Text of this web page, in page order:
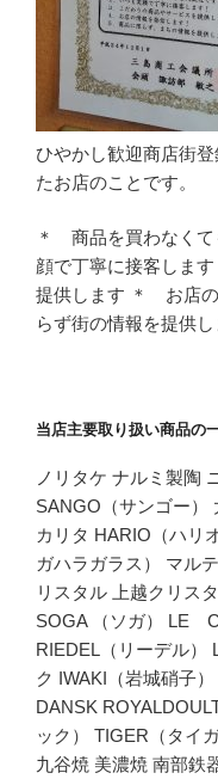
ひやかし歓迎商店街
たお店のことです。
＊ 商品を買わなく
顔で丁寧に接客しま
提供します ＊ お店
らず街の情報を提供し
当店主要取り扱い商品の
ノリタケ ナルミ製陶
SANGO（サンゴー）
カリタ HARIO（ハリ
ガハラガラス） マル
リスタル 上越クリス
SOGA （ソガ） LE
RIEDEL（リーデル）
ク IWAKI（岩城硝子
DANSK
ック） TIGER（タイ
九谷焼 美濃焼 南部